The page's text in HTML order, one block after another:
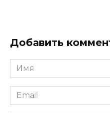
Добавить
Имя
*
Email
*